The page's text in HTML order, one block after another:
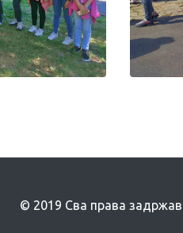
© 2019 Сва права